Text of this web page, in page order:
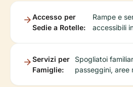
Accesso per
Sedie a Rotelle:
Rampe e
accessibili
Servizi per
Famiglie:
Spogliatoi
passeggini, aree